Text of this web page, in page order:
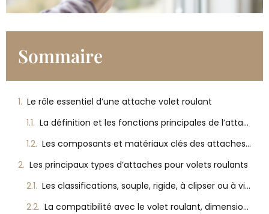
Sommaire
Le rôle essentiel d’une attache volet roulant
La définition et les fonctions principales de l’attache volet roulant
Les composants et matériaux clés des attaches pour volet roulant
Les principaux types d’attaches pour volets roulants
Les classifications, souple, rigide, à clipser ou à visser
La compatibilité avec le volet roulant, dimensions et éléments à vérifier